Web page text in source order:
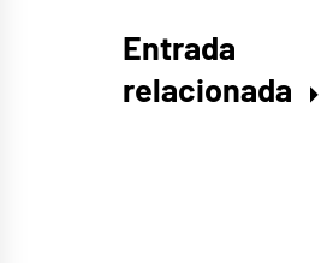
Entrada
relacionada